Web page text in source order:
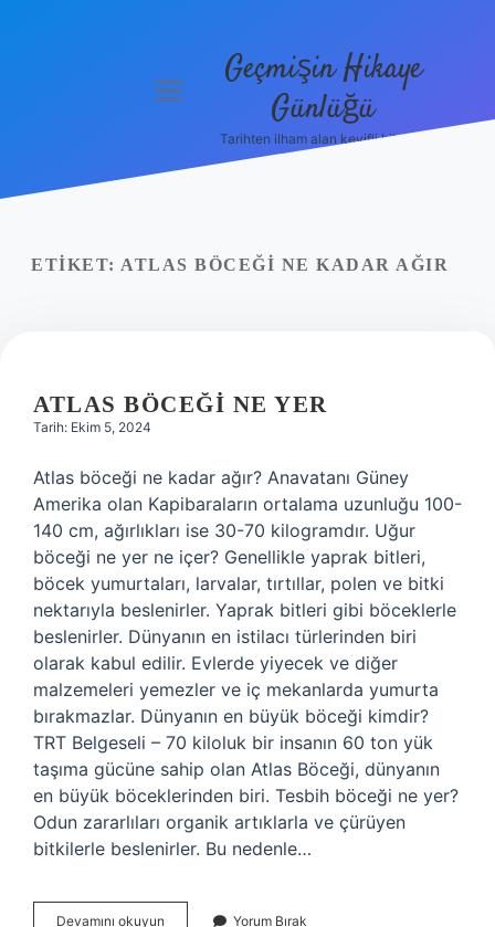
menüyü
Geçmişin Hikaye
Günlüğü
Tarihten ilham alan keyifli bilgiler!
ETIKET: ATLAS BÖCEĞI NE KADAR AĞIR
ATLAS BÖCEĞI NE YER
Tarih: Ekim 5, 2024
Atlas böceği ne kadar ağır? Anavatanı Güney
Amerika olan Kapibaraların ortalama uzunluğu 100-
140 cm, ağırlıkları ise 30-70 kilogramdır. Uğur
böceği ne yer ne içer? Genellikle yaprak bitleri,
böcek yumurtaları, larvalar, tırtıllar, polen ve bitki
nektarıyla beslenirler. Yaprak bitleri gibi böceklerle
beslenirler. Dünyanın en istilacı türlerinden biri
olarak kabul edilir. Evlerde yiyecek ve diğer
malzemeleri yemezler ve iç mekanlarda yumurta
bırakmazlar. Dünyanın en büyük böceği kimdir?
TRT Belgeseli – 70 kiloluk bir insanın 60 ton yük
taşıma gücüne sahip olan Atlas Böceği, dünyanın
en büyük böceklerinden biri. Tesbih böceği ne yer?
Odun zararlıları organik artıklarla ve çürüyen
bitkilerle beslenirler. Bu nedenle…
Devamını okuyun Yorum Bırak